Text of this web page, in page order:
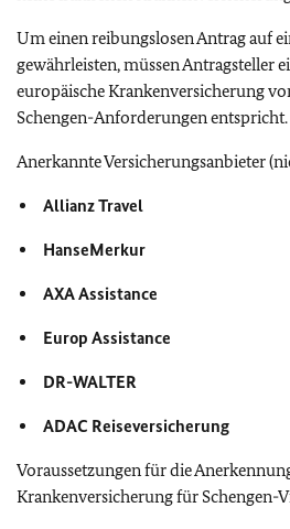
Um einen reibungslosen Antrag auf
gewährleisten, müssen Antragsteller
europäische Krankenversicherung
Schengen-Anforderungen entspricht.
Anerkannte Versicherungsanbieter
Allianz Travel
HanseMerkur
AXA Assistance
Europ Assistance
DR-WALTER
ADAC Reiseversicherung
Voraussetzungen für die
Krankenversicherung für Schengen-